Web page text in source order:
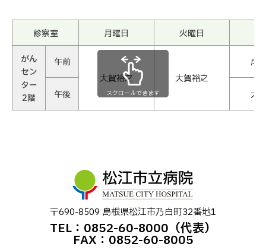
診察室 月曜日 火曜日
がん
セン
ター
2階
午前
大賀裕之
大賀裕之
成
午後 大
スクロールできます
〒690-8509 島根県松江市乃⽩町32番地1
TEL：0852-60-8000（代表）
FAX：0852-60-8005